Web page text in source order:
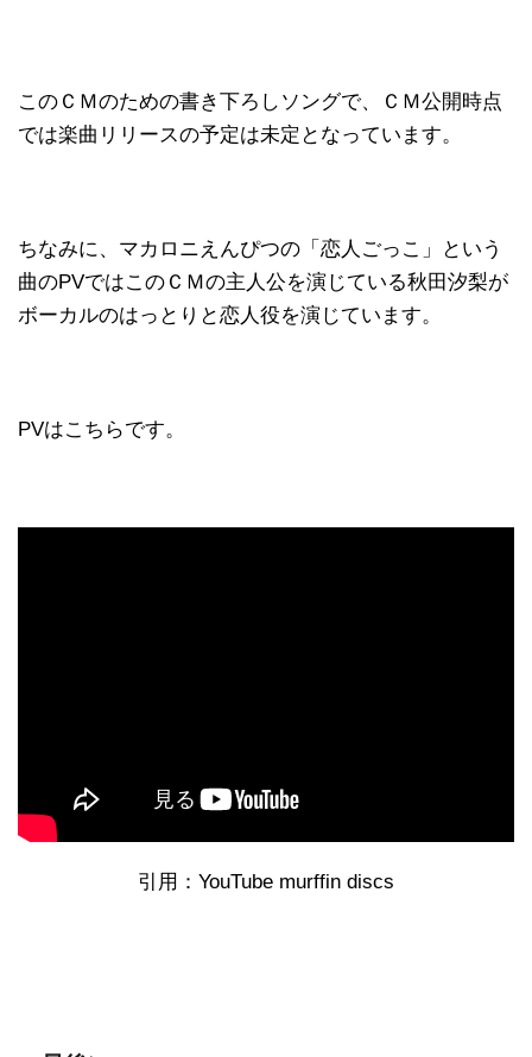
このＣＭのための書き下ろしソングで、ＣＭ公開時点
では楽曲リリースの予定は未定となっています。
ちなみに、マカロニえんぴつの「恋人ごっこ」という
曲のPVではこのＣＭの主人公を演じている秋田汐梨が
ボーカルのはっとりと恋人役を演じています。
PVはこちらです。
引用：YouTube murffin discs